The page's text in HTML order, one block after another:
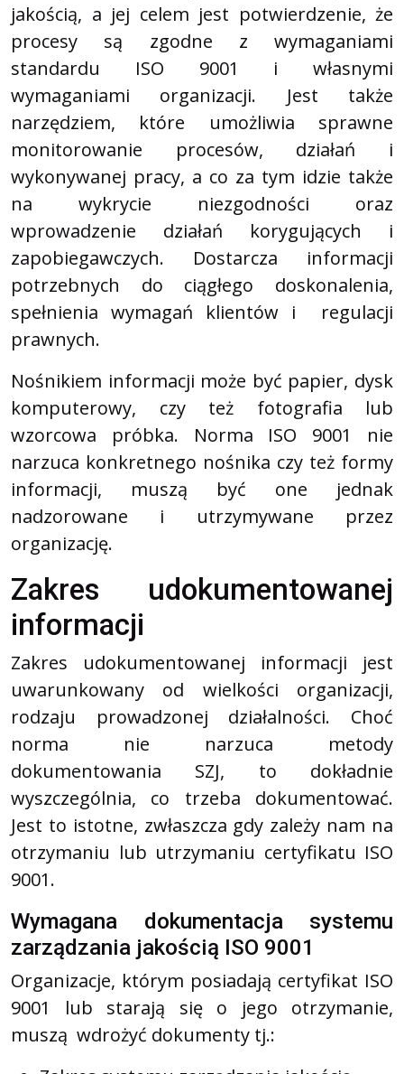
jakością, a jej celem jest potwierdzenie, że
procesy są zgodne z wymaganiami
standardu ISO 9001 i własnymi
wymaganiami organizacji. Jest także
narzędziem, które umożliwia sprawne
monitorowanie procesów, działań i
wykonywanej pracy, a co za tym idzie także
na wykrycie niezgodności oraz
wprowadzenie działań korygujących i
zapobiegawczych. Dostarcza informacji
potrzebnych do ciągłego doskonalenia,
spełnienia wymagań klientów i regulacji
prawnych.
Nośnikiem informacji może być papier, dysk
komputerowy, czy też fotografia lub
wzorcowa próbka. Norma ISO 9001 nie
narzuca konkretnego nośnika czy też formy
informacji, muszą być one jednak
nadzorowane i utrzymywane przez
organizację.
Zakres udokumentowanej
informacji
Zakres udokumentowanej informacji jest
uwarunkowany od wielkości organizacji,
rodzaju prowadzonej działalności. Choć
norma nie narzuca metody
dokumentowania SZJ, to dokładnie
wyszczególnia, co trzeba dokumentować.
Jest to istotne, zwłaszcza gdy zależy nam na
otrzymaniu lub utrzymaniu certyfikatu ISO
9001.
Wymagana dokumentacja systemu
zarządzania jakością ISO 9001
Organizacje, którym posiadają certyfikat ISO
9001 lub starają się o jego otrzymanie,
muszą wdrożyć dokumenty tj.: